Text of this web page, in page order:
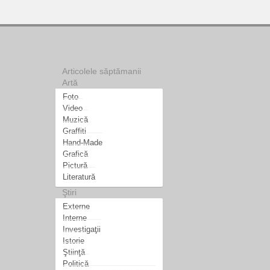
Articolele săptămanii
Artă
Foto
Video
Muzică
Graffiti
Hand-Made
Grafică
Pictură
Literatură
Ştiri
Externe
Interne
Investigaţii
Istorie
Ştiinţă
Politică